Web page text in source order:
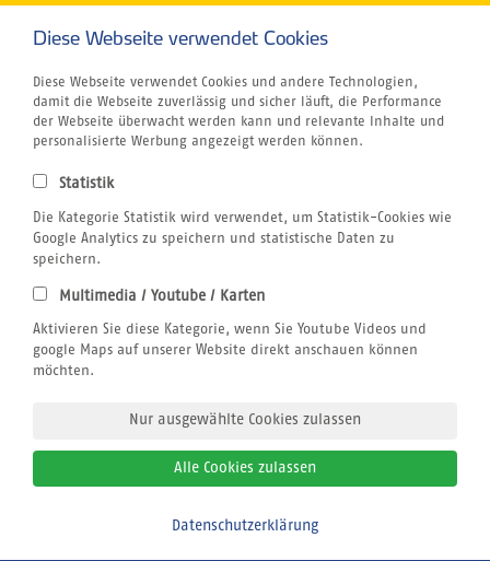
Unternehmen
Airline Blacklist
Centrum für Reisemedizin
Bildnachweis
Gutschein
Klimabewusst Reisen
Reiseversicherung
Windsurfen
Wingfoilen
Wingfoilen
Rechtliches
AGB
Datenschutz
Diese Webseite verwendet Cookies
Diese Webseite verwendet Cookies und andere Technologien,
damit die Webseite zuverlässig und sicher läuft, die Performance
der Webseite überwacht werden kann und relevante Inhalte und
personalisierte Werbung angezeigt werden können.
Statistik
Die Kategorie Statistik wird verwendet, um Statistik-Cookies wie
Google Analytics zu speichern und statistische Daten zu
speichern.
Multimedia / Youtube / Karten
Aktivieren Sie diese Kategorie, wenn Sie Youtube Videos und
google Maps auf unserer Website direkt anschauen können
möchten.
Nur ausgewählte Cookies zulassen
Alle Cookies zulassen
Datenschutzerklärung